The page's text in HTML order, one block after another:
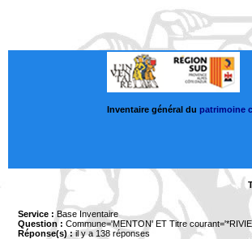
Inventaire général du patrimoine
Service : Base Inventaire
Question : Commune='MENTON' ET Titre
Réponse(s) :il y a 138 réponses